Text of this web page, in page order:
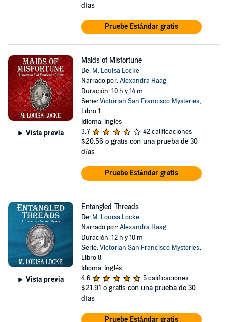
días
Pruebe Estándar gratis
Vista previa
Maids of Misfortune
De: M. Louisa Locke
Narrado por:Alexandra Haag
Duración: 10 h y 14 m
Serie:Victorian San Francisco Mysteries,
Libro 1
Idioma: Inglés
3.7
42 calificaciones
$20.56 o gratis con una prueba de 30
días
Pruebe Estándar gratis
Vista previa
Entangled Threads
De: M. Louisa Locke
Narrado por:Alexandra Haag
Duración: 12 h y 10 m
Serie:Victorian San Francisco Mysteries,
Libro 8
Idioma: Inglés
4.6
5 calificaciones
$21.91 o gratis con una prueba de 30
días
Pruebe Estándar gratis